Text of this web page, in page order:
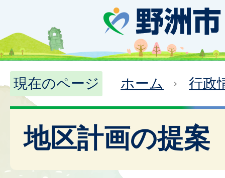
現在のページ ホーム 行政
地区計画の提案